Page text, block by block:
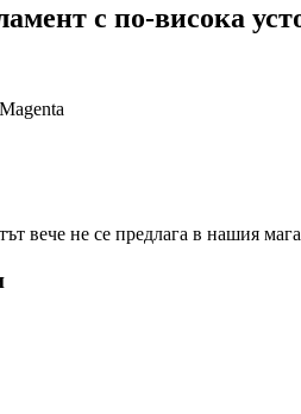
с по-висока
вече не се предлага в нашия